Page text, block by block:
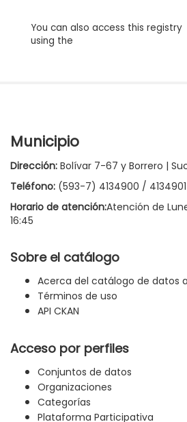
You can also access this registry
using the
Municipio
Dirección: Bolívar 7-67 y Borrero |
Teléfono: (593-7) 4134900 / 4134901
Horario de atención:Atención de
16:45
Sobre el catálogo
Acerca del catálogo de datos
Términos de uso
API CKAN
Acceso por perfiles
Conjuntos de datos
Organizaciones
Categorías
Plataforma Participativa